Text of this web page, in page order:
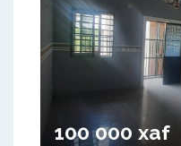
100 000 xaf